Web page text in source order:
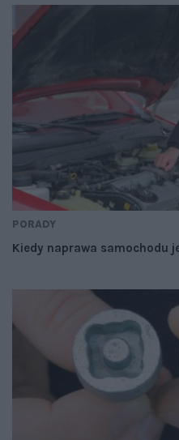
PORADY
Kiedy naprawa samochodu